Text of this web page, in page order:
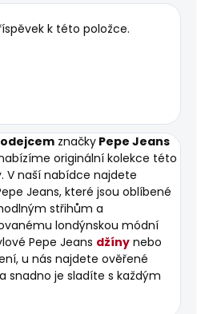
k této položce.
značky Pepe Jeans
originální kolekce této
V naší nabídce najdete
Jeans, které jsou oblíbené
střihům a
londýnskou módní
Pepe Jeans džíny nebo
u nás najdete ověřené
snadno je sladíte s každým